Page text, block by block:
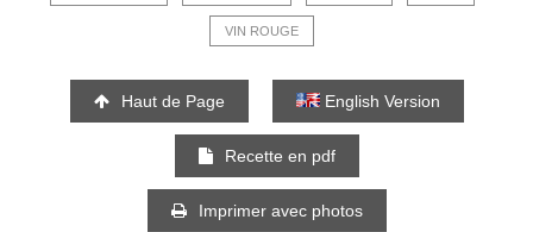
VIN ROUGE
Haut de Page English Version
Recette en pdf
Imprimer avec photos